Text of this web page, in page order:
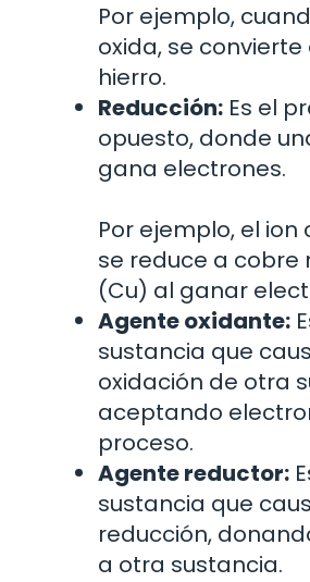
Por ejemplo,
oxida, se convierte
hierro.
Reducción: Es el
opuesto, donde
gana electrones.
Por ejemplo, el ion
se reduce a cobre
(Cu) al ganar
Agente oxidante:
sustancia que
oxidación de otra
aceptando
proceso.
Agente reductor:
sustancia que
reducción,
a otra sustancia.